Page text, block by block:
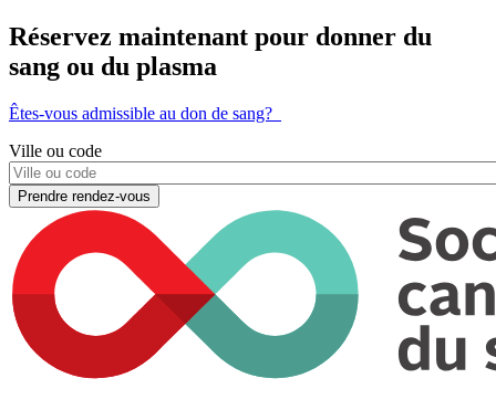
Réservez maintenant pour donner du
sang ou du plasma
Êtes-vous admissible au don de sang?
Ville ou code